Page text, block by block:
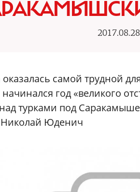
2017.08.28
самой трудной
год «великого
турками под
Юденич